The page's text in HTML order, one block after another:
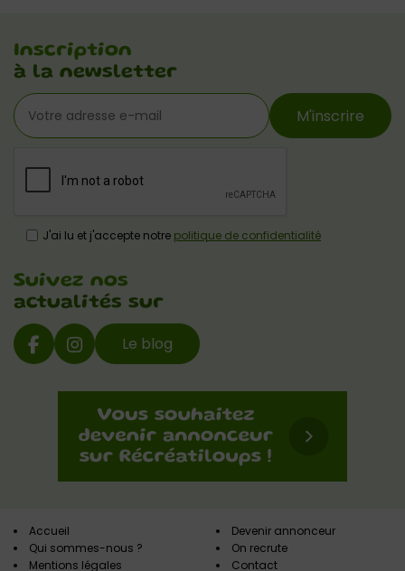
Inscription
à la newsletter
M'inscrire
J'ai lu et j'accepte notre politique de confidentialité
Suivez nos
actualités sur
Le blog
Accueil
Qui sommes-nous ?
Mentions légales
Devenir annonceur
On recrute
Contact